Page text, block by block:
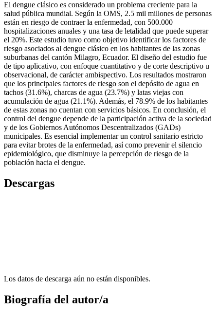
El dengue clásico es considerado un problema creciente para la
salud pública mundial. Según la OMS, 2.5 mil millones de personas
están en riesgo de contraer la enfermedad, con 500.000
hospitalizaciones anuales y una tasa de letalidad que puede superar
el 20%. Este estudio tuvo como objetivo identificar los factores de
riesgo asociados al dengue clásico en los habitantes de las zonas
suburbanas del cantón Milagro, Ecuador. El diseño del estudio fue
de tipo aplicativo, con enfoque cuantitativo y de corte descriptivo u
observacional, de carácter ambispectivo. Los resultados mostraron
que los principales factores de riesgo son el depósito de agua en
tachos (31.6%), charcas de agua (23.7%) y latas viejas con
acumulación de agua (21.1%). Además, el 78.9% de los habitantes
de estas zonas no cuentan con servicios básicos. En conclusión, el
control del dengue depende de la participación activa de la sociedad
y de los Gobiernos Autónomos Descentralizados (GADs)
municipales. Es esencial implementar un control sanitario estricto
para evitar brotes de la enfermedad, así como prevenir el silencio
epidemiológico, que disminuye la percepción de riesgo de la
población hacia el dengue.
Descargas
Los datos de descarga aún no están disponibles.
Biografía del autor/a